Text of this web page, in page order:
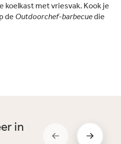
koelkast met vriesvak. Kook je
de Outdoorchef-barbecuedie
in